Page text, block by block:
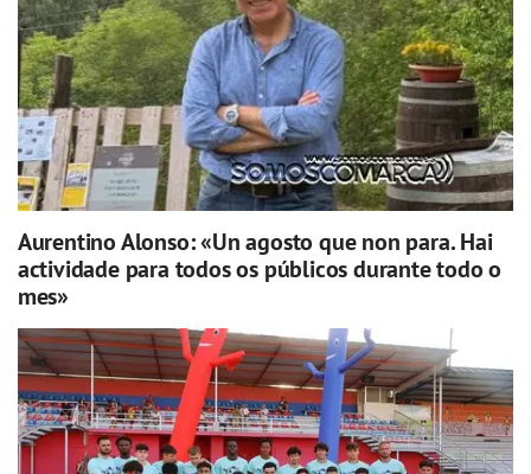
Aurentino Alonso: «Un agosto que non para. Hai
actividade para todos os públicos durante todo o
mes»